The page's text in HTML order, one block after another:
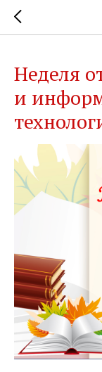
Неделя
и